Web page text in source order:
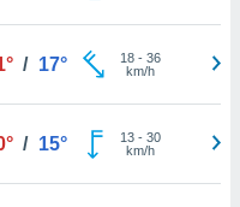
/ 17° 18- 36
km/h
/ 15° 13- 30
km/h